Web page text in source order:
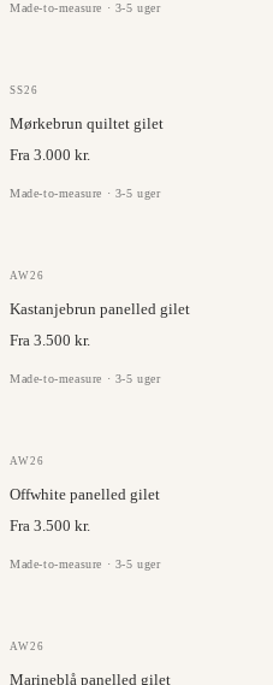
Made-to-measure · 3-5 uger
SS26
Mørkebrun quiltet gilet
Fra 3.000 kr.
Made-to-measure · 3-5 uger
OLMETEX
AW26
Kastanjebrun panelled gilet
Fra 3.500 kr.
Made-to-measure · 3-5 uger
OLMETEX
AW26
Offwhite panelled gilet
Fra 3.500 kr.
Made-to-measure · 3-5 uger
OLMETEX
AW26
Marineblå panelled gilet